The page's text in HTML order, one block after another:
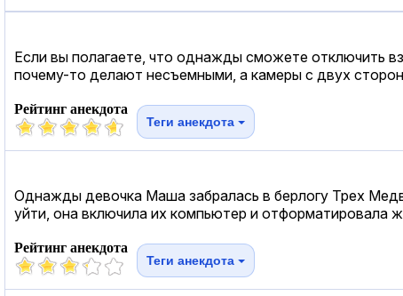
Если вы полагаете, что однажды сможете отключить
почему-то делают несъемными, а камеры с двух
Рейтинг анекдота
Теги анекдота
Однажды девочка Маша забралась в берлогу Трех
уйти, она включила их компьютер и отформатировала
Рейтинг анекдота
Теги анекдота